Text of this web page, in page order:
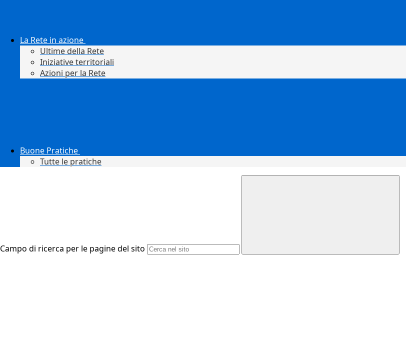
La Rete in azione
Ultime della Rete
Iniziative territoriali
Azioni per la Rete
Buone Pratiche
Tutte le pratiche
Campo di ricerca per le pagine del sito